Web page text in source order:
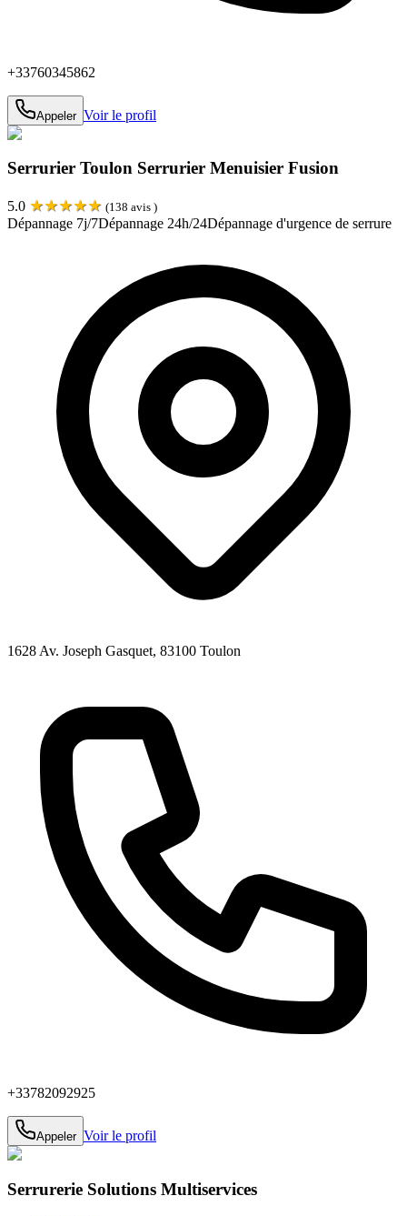
+33760345862
Appeler Voir le profil
Serrurier Toulon Serrurier Menuisier Fusion
5.0 ★★★★★ (138 avis )
Dépannage 7j/7Dépannage 24h/24Dépannage d'urgence de serrure
1628 Av. Joseph Gasquet, 83100 Toulon
+33782092925
Appeler Voir le profil
Serrurerie Solutions Multiservices